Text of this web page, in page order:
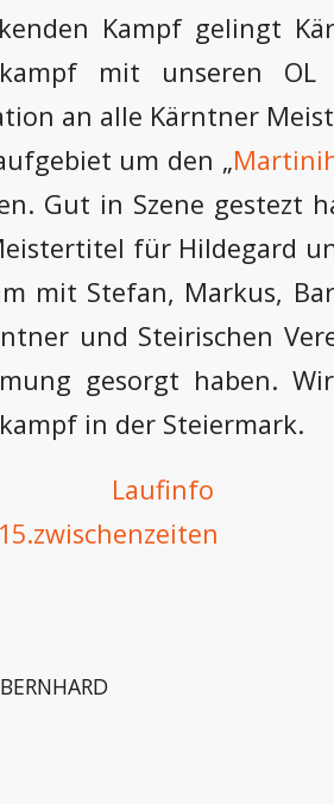
Kampf gelingt
mit unseren
an alle Kärntner
um den „
Gut in Szene gestezt
für Hildegard
mit Stefan, Markus,
und Steirischen
gesorgt haben.
in der Steiermark.
Laufinfo
BERNHARD